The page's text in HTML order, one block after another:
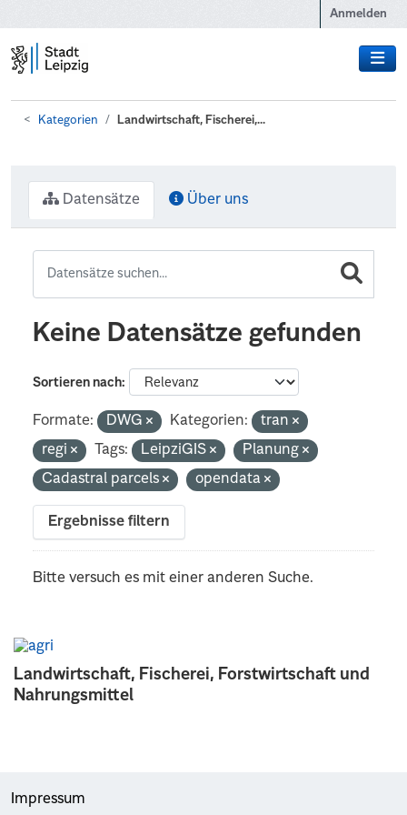
Anmelden
Kategorien Landwirtschaft, Fischerei,...
Landwirtschaft, Fischerei, Forstwirtschaft und
Nahrungsmittel
Datensätze Über uns
Keine Datensätze gefunden
Sortieren nach
Formate: DWG Kategorien:
tran
regi
Tags: LeipziGIS
Planung
Cadastral parcels
opendata
Ergebnisse filtern
Bitte versuch es mit einer anderen Suche.
Impressum